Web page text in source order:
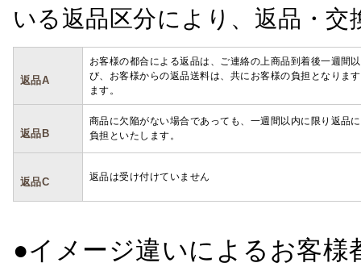
いる返品区分により、返品・
返品A
お客様の都合による返品は、ご連絡の上商品到着後一週間
び、お客様からの返品送料は、共にお客様の負担となりま
ます。
返品B
商品に欠陥がない場合であっても、一週間以内に限り返品
負担といたします。
返品C 返品は受け付けていません
●イメージ違いによるお客